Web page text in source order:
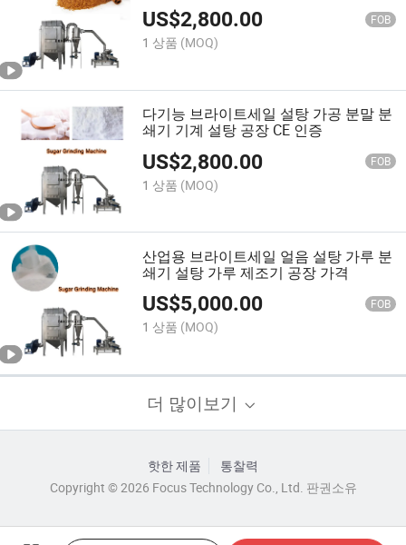
US$2,800.00 FOB
1 상품 (MOQ)
다기능 브라이트세일 설탕 가공 분말 분
쇄기 기계 설탕 공장 CE 인증
US$2,800.00 FOB
1 상품 (MOQ)
산업용 브라이트세일 얼음 설탕 가루 분
쇄기 설탕 가루 제조기 공장 가격
US$5,000.00 FOB
1 상품 (MOQ)
더 많이보기
핫한 제품
통찰력
Copyright © 2026 Focus Technology Co., Ltd. 판권소유